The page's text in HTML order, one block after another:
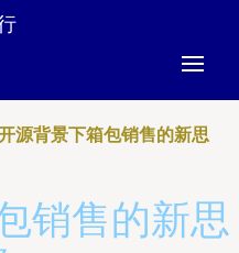
源背景下箱包销售的新思
销售的新思